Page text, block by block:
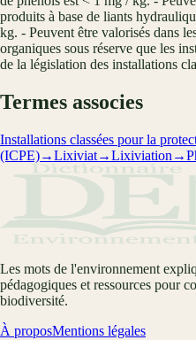
produits à base de liants
kg. - Peuvent être valorisés dans
organiques sous réserve que les
de la législation des installations
Termes associes
Installations classées pour la
(ICPE)→Lixiviat→Lixiviation →
Les mots de l'environnement
pédagogiques et ressources pour
biodiversité.
À proposMentions légales